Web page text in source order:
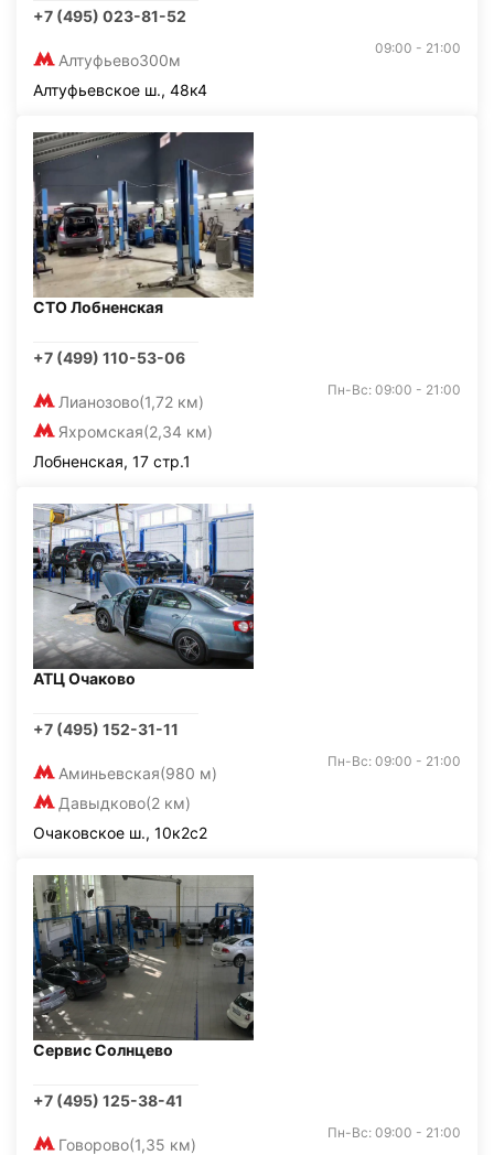
+7 (495) 023-81-52
Алтуфьево300м
09:00 - 21:00
Алтуфьевское ш., 48к4
СТО Лобненская
+7 (499) 110-53-06
Лианозово(1,72 км)
Яхромская(2,34 км)
Пн-Вс: 09:00 - 21:00
Лобненская, 17 стр.1
АТЦ Очаково
+7 (495) 152-31-11
Аминьевская(980 м)
Давыдково(2 км)
Пн-Вс: 09:00 - 21:00
Очаковское ш., 10к2с2
Сервис Солнцево
+7 (495) 125-38-41
Говорово(1,35 км)
Пн-Вс: 09:00 - 21:00